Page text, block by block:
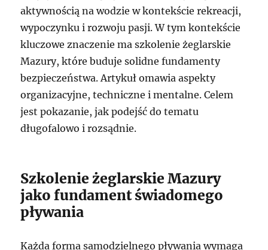
aktywnością na wodzie w kontekście rekreacji,
wypoczynku i rozwoju pasji. W tym kontekście
kluczowe znaczenie ma szkolenie żeglarskie
Mazury, które buduje solidne fundamenty
bezpieczeństwa. Artykuł omawia aspekty
organizacyjne, techniczne i mentalne. Celem
jest pokazanie, jak podejść do tematu
długofalowo i rozsądnie.
Szkolenie żeglarskie Mazury
jako fundament świadomego
pływania
Każda forma samodzielnego pływania wymaga